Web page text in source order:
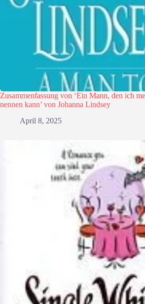
Zusammenfassung von ‘Ein Mann, den ich
nennen kann’ von Johanna Lindsey
April 8, 2025